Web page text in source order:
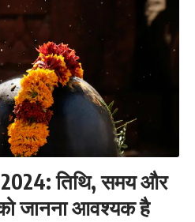
तिथि, समय और
जानना आवश्यक है